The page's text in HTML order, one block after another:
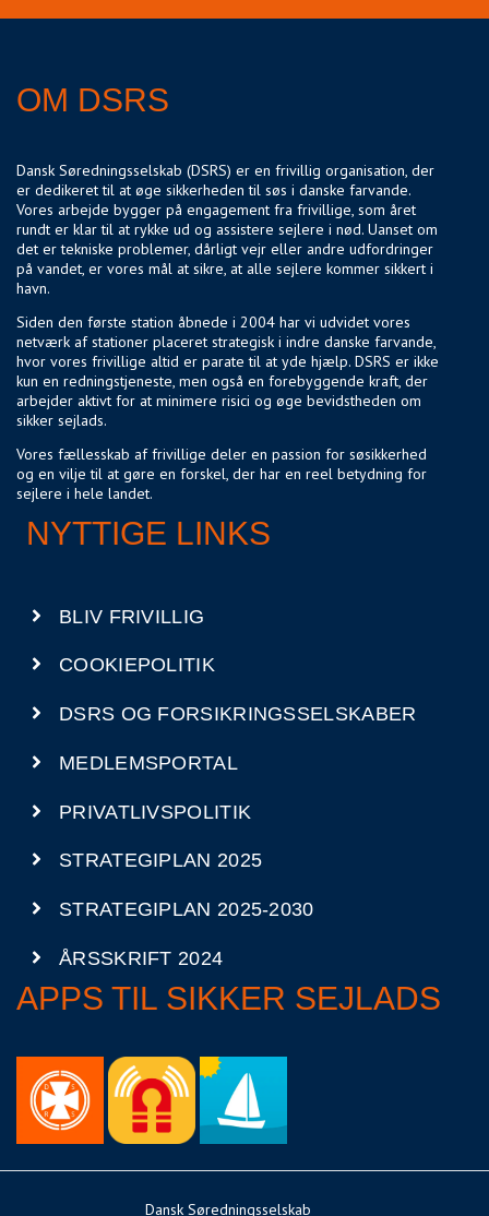
OM DSRS
Dansk Søredningsselskab (DSRS) er en frivillig organisation, der
er dedikeret til at øge sikkerheden til søs i danske farvande.
Vores arbejde bygger på engagement fra frivillige, som året
rundt er klar til at rykke ud og assistere sejlere i nød. Uanset om
det er tekniske problemer, dårligt vejr eller andre udfordringer
på vandet, er vores mål at sikre, at alle sejlere kommer sikkert i
havn.
Siden den første station åbnede i 2004 har vi udvidet vores
netværk af stationer placeret strategisk i indre danske farvande,
hvor vores frivillige altid er parate til at yde hjælp. DSRS er ikke
kun en redningstjeneste, men også en forebyggende kraft, der
arbejder aktivt for at minimere risici og øge bevidstheden om
sikker sejlads.
Vores fællesskab af frivillige deler en passion for søsikkerhed
og en vilje til at gøre en forskel, der har en reel betydning for
sejlere i hele landet.
NYTTIGE LINKS
BLIV FRIVILLIG
COOKIEPOLITIK
DSRS OG FORSIKRINGSSELSKABER
MEDLEMSPORTAL
PRIVATLIVSPOLITIK
STRATEGIPLAN 2025
STRATEGIPLAN 2025-2030
ÅRSSKRIFT 2024
APPS TIL SIKKER SEJLADS
Dansk Søredningsselskab